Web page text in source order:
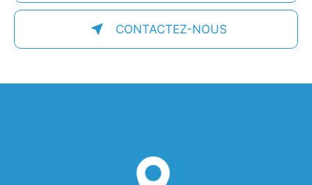
CONTACTEZ-NOUS